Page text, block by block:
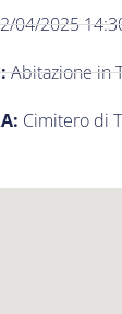
04/2025
Abitazione in
Cimitero di